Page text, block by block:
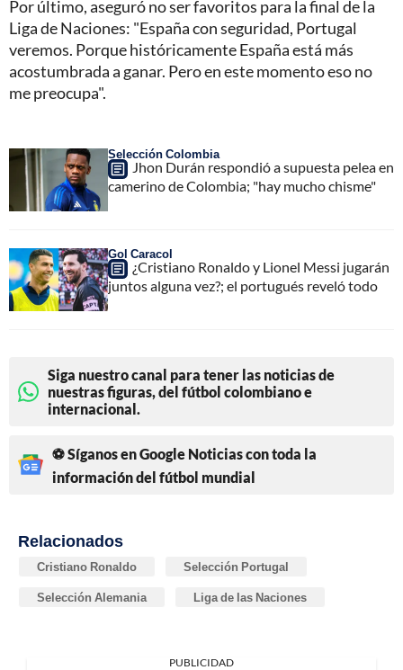
Por último, aseguró no ser favoritos para la final de la
Liga de Naciones: "España con seguridad, Portugal
veremos. Porque históricamente España está más
acostumbrada a ganar. Pero en este momento eso no
me preocupa".
Selección Colombia
Jhon Durán respondió a supuesta pelea en
camerino de Colombia; "hay mucho chisme"
Gol Caracol
¿Cristiano Ronaldo y Lionel Messi jugarán
juntos alguna vez?; el portugués reveló todo
Siga nuestro canal para tener las noticias de
nuestras figuras, del fútbol colombiano e
internacional.
⚽ Síganos en Google Noticias con toda la
información del fútbol mundial
Relacionados
Cristiano Ronaldo Selección Portugal
Selección Alemania Liga de las Naciones
PUBLICIDAD